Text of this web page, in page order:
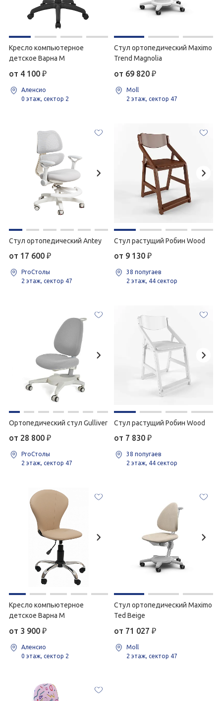
Кресло компьютерное
детское Варна М
от 4 100 ₽
Аленсио
0 этаж, сектор 2
Стул ортопедический Maximo
Trend Magnolia
от 69 820 ₽
Moll
2 этаж, сектор 47
Стул ортопедический Antey
от 17 600 ₽
ProСтолы
2 этаж, сектор 47
Стул растущий Робин Wood
от 9 130 ₽
38 попугаев
2 этаж, 44 сектор
Ортопедический стул Gulliver
от 28 800 ₽
ProСтолы
2 этаж, сектор 47
Cтул растущий Робин Wood
от 7 830 ₽
38 попугаев
2 этаж, 44 сектор
Кресло компьютерное
детское Варна М
от 3 900 ₽
Аленсио
0 этаж, сектор 2
Стул ортопедический Maximo
Ted Beige
от 71 027 ₽
Moll
2 этаж, сектор 47